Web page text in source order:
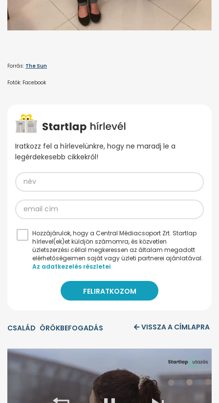
Forrás: The Sun
Fotók: Facebook
Iratkozz fel a hírlevelünkre, hogy ne maradj le a
legérdekesebb cikkekről!
Hozzájárulok, hogy a Central Médiacsoport Zrt. Startlap
hírlevel(ek)et küldjön számomra, és közvetlen
üzletszerzési céllal megkeressen az általam megadott
elérhetőségeimen saját vagy üzleti partnerei ajánlatával.
Az adatkezelés részletei
CSALÁD ÖRÖKBEFOGADÁS VISSZA A CÍMLAPRA